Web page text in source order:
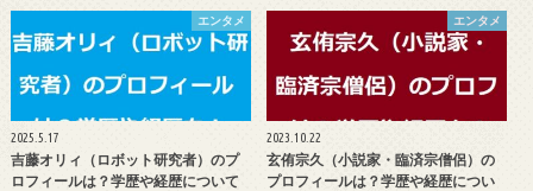
エンタメ
2025.5.17
吉藤オリィ（ロボット研究者）のプ
ロフィールは？学歴や経歴について
エンタメ
2023.10.22
玄侑宗久（小説家・臨済宗僧侶）の
プロフィールは？学歴や経歴につい